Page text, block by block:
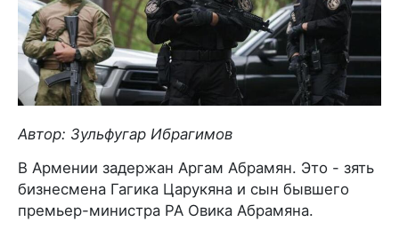
Автор: Зульфугар Ибрагимов
В Армении задержан Аргам Абрамян. Это - зять
бизнесмена Гагика Царукяна и сын бывшего
премьер-министра РА Овика Абрамяна.